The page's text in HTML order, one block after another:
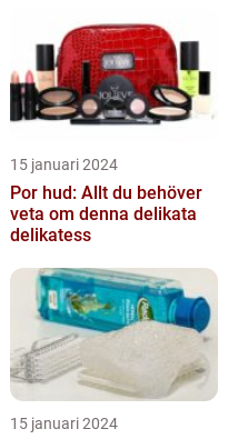
15 januari 2024
Por hud: Allt du behöver
veta om denna delikata
delikatess
15 januari 2024